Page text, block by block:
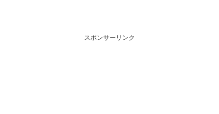
スポンサーリンク